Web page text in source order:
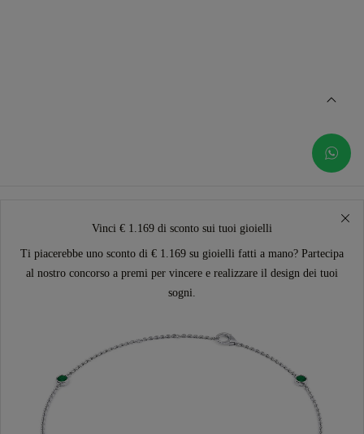
Vinci € 1.169 di sconto sui tuoi gioielli
Ti piacerebbe uno sconto di € 1.169 su gioielli fatti a mano? Partecipa
al nostro concorso a premi per vincere e realizzare il design dei tuoi
sogni.